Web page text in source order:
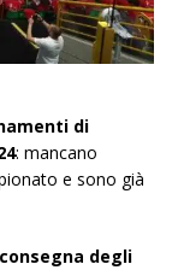
di
: mancano
e sono già
degli